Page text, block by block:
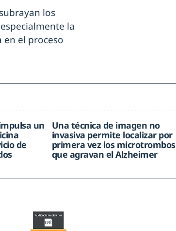
los
la
el proceso
un
de
Una técnica de imagen no
invasiva permite localizar por
primera vez los microtrombos
que agravan el Alzheimer